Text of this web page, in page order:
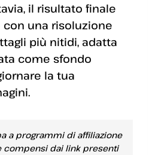
il risultato finale
con una risoluzione
più nitidi, adatta
come sfondo
la tua
a programmi di affiliazione
dai link presenti